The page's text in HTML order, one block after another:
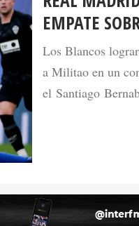
Los Blancos
a Militao en un
el Santiago